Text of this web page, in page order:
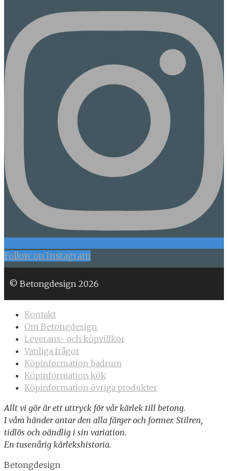
Follow on Instagram
© Betongdesign 2026
Kontakt
Om Betongdesign
Leverans- och köpvillkor
Vanliga frågor
Köpinformation badrum
Köpinformation kök
Köpinformation övriga produkter
Allt vi gör är ett uttryck för vår kärlek till betong.
I våra händer antar den alla färger och former. Stilren,
tidlös och oändlig i sin variation.
En tusenårig kärlekshistoria.
Betongdesign